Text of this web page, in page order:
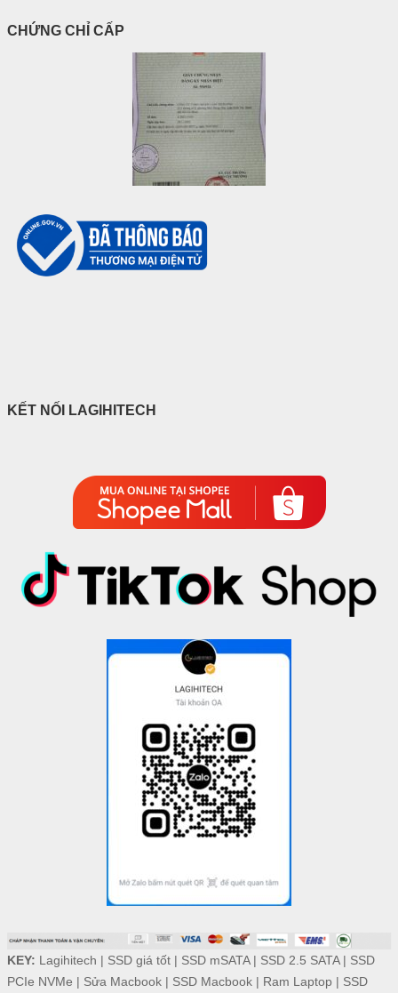
CHỨNG CHỈ CẤP
KẾT NỐI LAGIHITECH
KEY: Lagihitech | SSD giá tốt| SSD mSATA| SSD 2.5 SATA| SSD
PCIe NVMe | Sửa Macbook| SSD Macbook| Ram Laptop| SSD